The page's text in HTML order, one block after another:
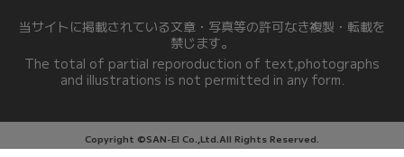
当サイトに掲載されている文章・写真等の許可なき複製・転載を
禁じます。
The total of partial reporoduction of text,photographs
and illustrations is not permitted in any form.
Copyright ©SAN-EI Co.,Ltd.All Rights Reserved.